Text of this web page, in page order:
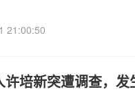
21:00:50
许培新突遭调查，